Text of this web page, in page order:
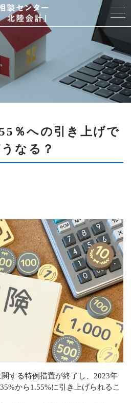
続きを終えるために
ルでの受付
わせフォーム
話での受付
279-409
日 8：30～17：30
％への引き上げで
なる？
する特例措置が終了し、2023年
から1.55%に引き上げられるこ